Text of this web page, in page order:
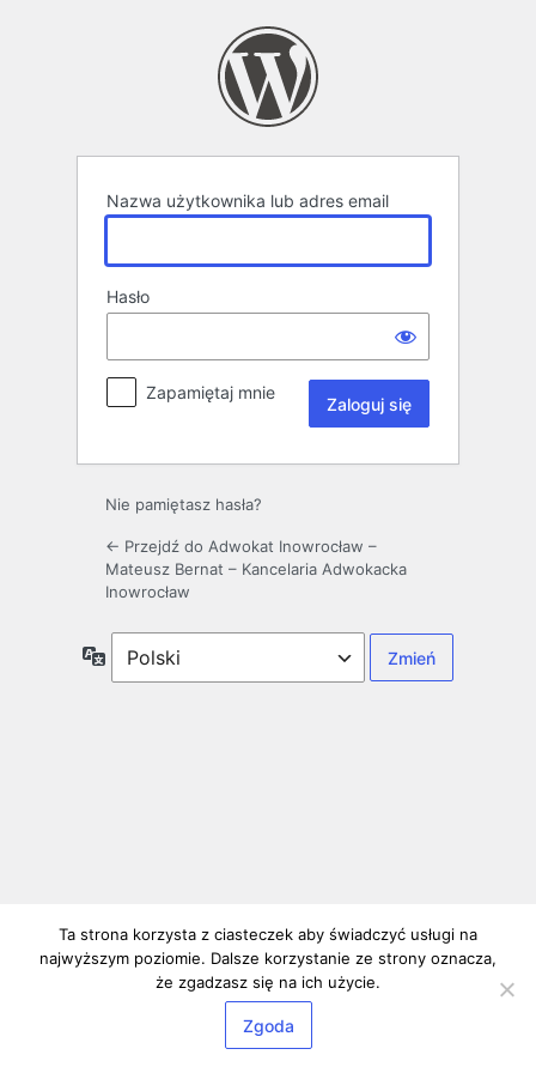
Nazwa użytkownika lub adres email
Hasło
Zapamiętaj mnie
Nie pamiętasz hasła?
← Przejdź do Adwokat Inowrocław –
Mateusz Bernat – Kancelaria Adwokacka
Inowrocław
Język
Ta strona korzysta z ciasteczek aby świadczyć usługi na
najwyższym poziomie. Dalsze korzystanie ze strony oznacza,
że zgadzasz się na ich użycie.
Zgoda